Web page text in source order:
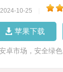
10-25
苹果下载
卓市场，安全绿色